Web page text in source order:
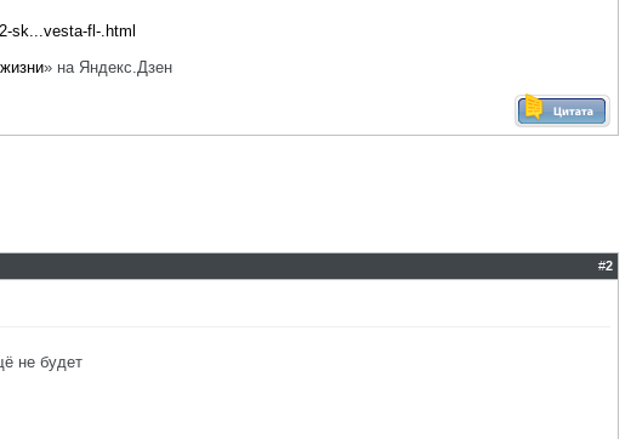
sk...vesta-fl-.html
» на Яндекс.Дзен
#2
не будет